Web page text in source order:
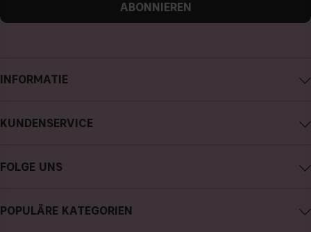
INFORMATIE
Datenschutzerklärung
KUNDENSERVICE
FOLGE UNS
POPULÄRE KATEGORIEN
ABONNIEREN